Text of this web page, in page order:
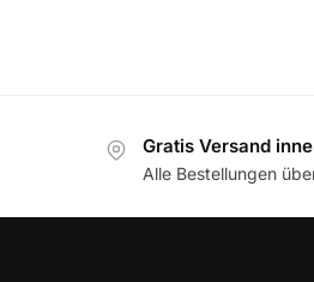
Gratis Versand
Alle Bestellungen